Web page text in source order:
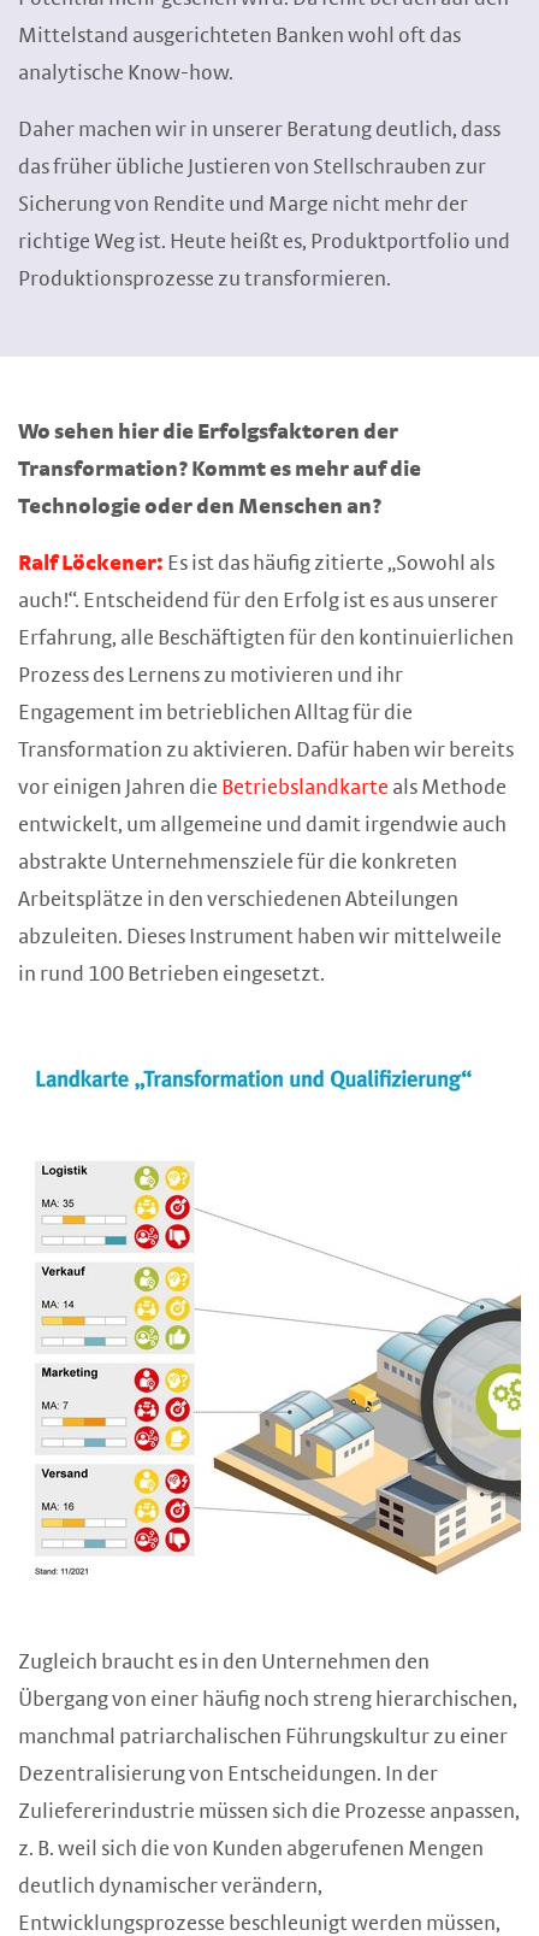
Mittelstand ausgerichteten Banken wohl oft das
analytische Know-how.
Daher machen wir in unserer Beratung deutlich, dass
das früher übliche Justieren von Stellschrauben zur
Sicherung von Rendite und Marge nicht mehr der
richtige Weg ist. Heute heißt es, Produktportfolio und
Produktionsprozesse zu transformieren.
Wo sehen hier die Erfolgsfaktoren der
Transformation? Kommt es mehr auf die
Technologie oder den Menschen an?
Ralf Löckener: Es ist das häufig zitierte „Sowohl als
auch!“. Entscheidend für den Erfolg ist es aus unserer
Erfahrung, alle Beschäftigten für den kontinuierlichen
Prozess des Lernens zu motivieren und ihr
Engagement im betrieblichen Alltag für die
Transformation zu aktivieren. Dafür haben wir bereits
vor einigen Jahren die Betriebslandkarte als Methode
entwickelt, um allgemeine und damit irgendwie auch
abstrakte Unternehmensziele für die konkreten
Arbeitsplätze in den verschiedenen Abteilungen
abzuleiten. Dieses Instrument haben wir mittelweile
in rund 100 Betrieben eingesetzt.
Zugleich braucht es in den Unternehmen den
Übergang von einer häufig noch streng hierarchischen,
manchmal patriarchalischen Führungskultur zu einer
Dezentralisierung von Entscheidungen. In der
Zuliefererindustrie müssen sich die Prozesse anpassen,
z. B. weil sich die von Kunden abgerufenen Mengen
deutlich dynamischer verändern,
Entwicklungsprozesse beschleunigt werden müssen,